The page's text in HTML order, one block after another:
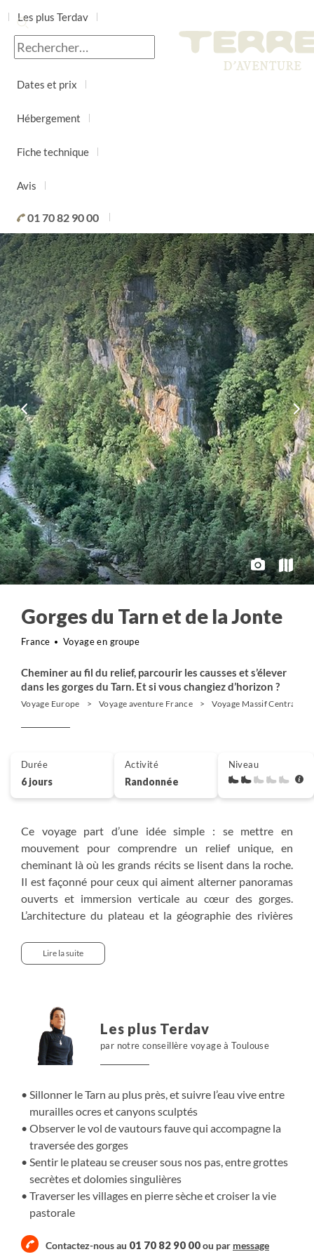
Les plus Terdav
Jour par jour
Dates et prix
Hébergement
Fiche technique
Avis
01 70 82 90 00
Gorges du Tarn et de la Jonte
France Voyage en groupe
Cheminer au fil du relief, parcourir les causses et s’élever
dans les gorges du Tarn. Et si vous changiez d’horizon ?
Voyage Europe Voyage aventure France Voyage Massif Central
Ce voyage part d’une idée simple : se mettre en
mouvement pour comprendre un relief unique, en
cheminant là où les grands récits se lisent dans la roche.
Il est façonné pour ceux qui aiment alterner panoramas
ouverts et immersion verticale au cœur des gorges.
L’architecture du plateau et la géographie des rivières
journées. Nous explorons le Tarn et la Jonte, encaissés
dans leurs gorges hautes de 500 mètres, entre murailles
calcaires dont l’apparente uniformité dissimule grottes,
avens et dolomies sculptées qui émergent du sol. Sur
notre route, les landes couvertes de lavande, chardons et
pins alternent avec les villages bâtis en pierre sèche aux
Lire la suite
Les plus Terdav
par notre conseillère voyage à Toulouse
Sillonner le Tarn au plus près, et suivre l’eau vive entre
murailles ocres et canyons sculptés
Observer le vol de vautours fauve qui accompagne la
traversée des gorges
Sentir le plateau se creuser sous nos pas, entre grottes
secrètes et dolomies singulières
Traverser les villages en pierre sèche et croiser la vie
pastorale
Contactez-nous au 01 70 82 90 00ou par message
Durée
6 jours
Activité
Randonnée
Niveau